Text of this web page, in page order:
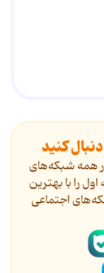
کنید
همه شبکه‌های
را با بهترین
اجتماعی